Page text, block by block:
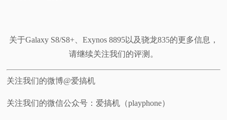
关于Galaxy S8/S8+、Exynos 8895以及骁龙835的更多信息，
请继续关注我们的评测。
关注我们的微博@爱搞机
关注我们的微信公众号：爱搞机（playphone）